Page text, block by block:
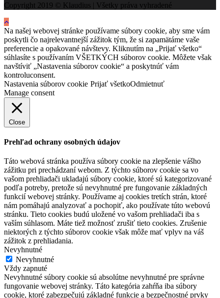
Copyright 2019 © Klaudius | Všetky práva vyhradené
Na našej webovej stránke používame súbory cookie, aby sme vám
poskytli čo najrelevantnejší zážitok tým, že si zapamätáme vaše
preferencie a opakované návštevy. Kliknutím na „Prijať všetko“
súhlasíte s používaním VŠETKÝCH súborov cookie. Môžete však
navštíviť „Nastavenia súborov cookie“ a poskytnúť vám
kontroluconsent.
Nastavenia súborov cookie Prijať všetkoOdmietnuť
Manage consent
Close
Prehľad ochrany osobných údajov
Táto webová stránka používa súbory cookie na zlepšenie vášho
zážitku pri prechádzaní webom. Z týchto súborov cookie sa vo
vašom prehliadači ukladajú súbory cookie, ktoré sú kategorizované
podľa potreby, pretože sú nevyhnutné pre fungovanie základných
funkcií webovej stránky. Používame aj cookies tretích strán, ktoré
nám pomáhajú analyzovať a pochopiť, ako používate túto webovú
stránku. Tieto cookies budú uložené vo vašom prehliadači iba s
vaším súhlasom. Máte tiež možnosť zrušiť tieto cookies. Zrušenie
niektorých z týchto súborov cookie však môže mať vplyv na váš
zážitok z prehliadania.
Nevyhnutné
Nevyhnutné
Vždy zapnuté
Nevyhnutné súbory cookie sú absolútne nevyhnutné pre správne
fungovanie webovej stránky. Táto kategória zahŕňa iba súbory
cookie, ktoré zabezpečujú základné funkcie a bezpečnostné prvky